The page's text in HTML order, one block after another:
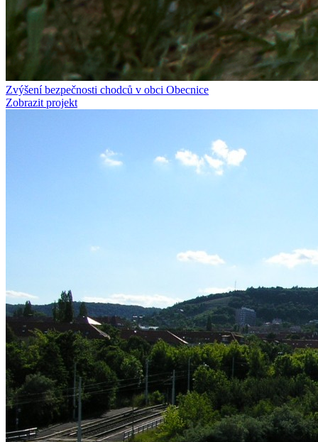
Zvýšení bezpečnosti chodců v obci Obecnice
Zobrazit projekt